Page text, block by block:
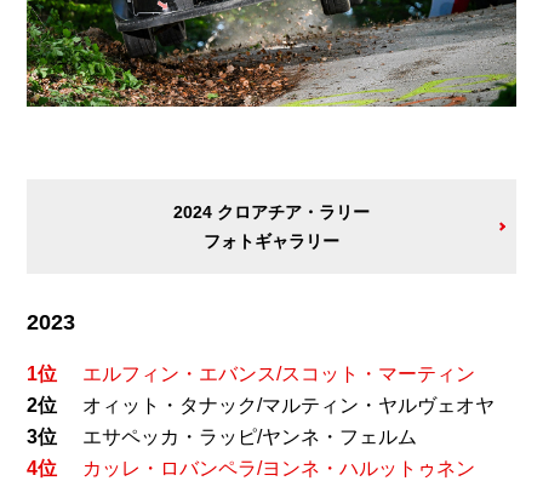
2024 クロアチア・ラリー
フォトギャラリー
2023
1位
エルフィン・エバンス/スコット・マーティン
2位
オィット・タナック/マルティン・ヤルヴェオヤ
3位
エサペッカ・ラッピ/ヤンネ・フェルム
4位
カッレ・ロバンペラ/ヨンネ・ハルットゥネン